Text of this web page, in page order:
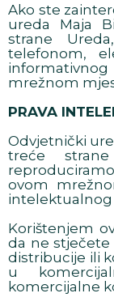
Ako ste
ureda Maja
strane
telefonom,
mrežnom
PRAVA
Odvjetnički
treće
ovom
intelektualnog
Korištenjem
da ne stječete
distribucije ili
u
komercijalne